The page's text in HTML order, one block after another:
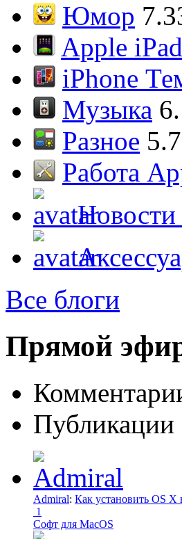
Юмор
Apple iPad
iPhone
Музыка
Разное
Работа
Все блоги
Прямой
Публикации
Admiral: Как установить OS X
1
Софт для MacOS